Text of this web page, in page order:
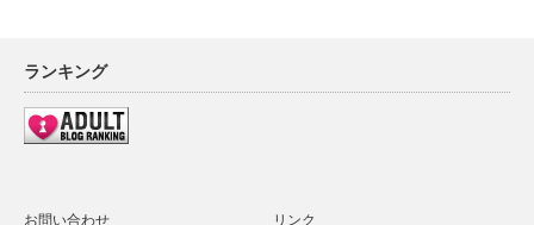
ランキング
お問い合わせ リンク